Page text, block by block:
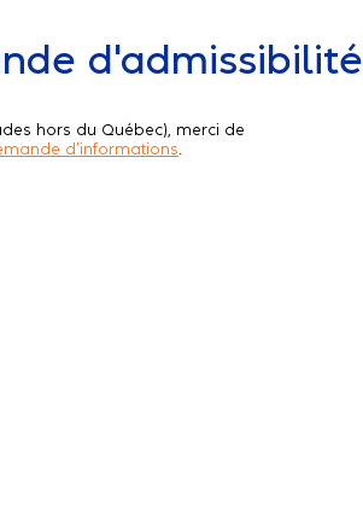
d'admissibilité
hors du Québec), merci de
d’informations